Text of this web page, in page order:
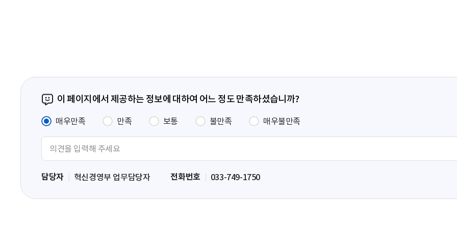
이 페이지에서 제공하는 정보에 대하여 어느 정도 만족하셨습니까?
매우만족 만족 보통 불만족 매우불만족
력
담당자 혁신경영부 업무담당자 전화번호 033-749-1750